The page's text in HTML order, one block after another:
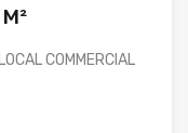
COMMERCIAL